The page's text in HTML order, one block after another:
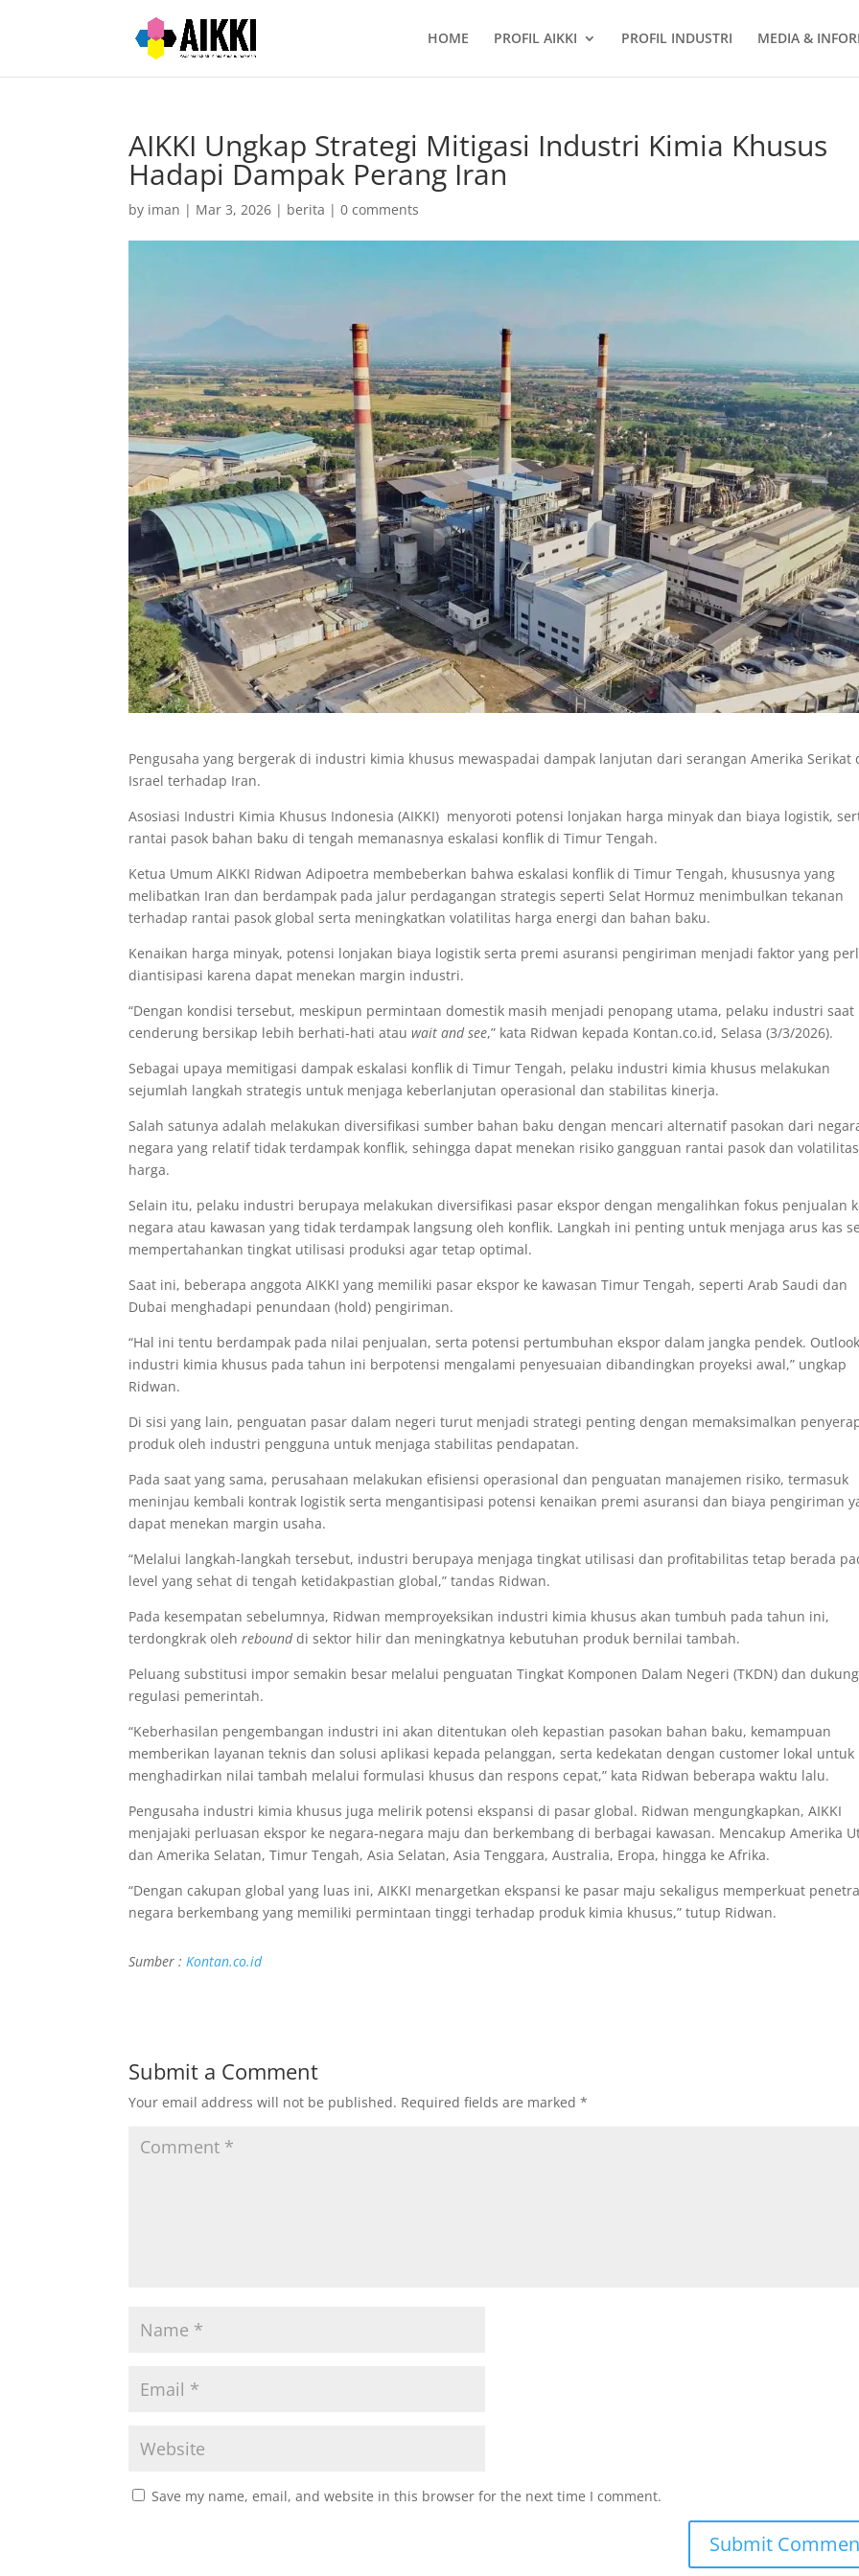
HOME PROFIL AIKKI PROFIL INDUSTRI MEDIA &
AIKKI Ungkap Strategi Mitigasi Industri Kimia Khusus
Hadapi Dampak Perang Iran
by iman | Mar 3, 2026 | berita |0 comments
Pengusaha yang bergerak di industri kimia khusus mewaspadai dampak lanjutan dari serangan Amerika Serikat
Israel terhadap Iran.
Asosiasi Industri Kimia Khusus Indonesia (AIKKI) menyoroti potensi lonjakan harga minyak dan biaya logistik,
rantai pasok bahan baku di tengah memanasnya eskalasi konflik di Timur Tengah.
Ketua Umum AIKKI Ridwan Adipoetra membeberkan bahwa eskalasi konflik di Timur Tengah, khususnya yang
melibatkan Iran dan berdampak pada jalur perdagangan strategis seperti Selat Hormuz menimbulkan tekanan
terhadap rantai pasok global serta meningkatkan volatilitas harga energi dan bahan baku.
Kenaikan harga minyak, potensi lonjakan biaya logistik serta premi asuransi pengiriman menjadi faktor yang
diantisipasi karena dapat menekan margin industri.
“Dengan kondisi tersebut, meskipun permintaan domestik masih menjadi penopang utama, pelaku industri saat
cenderung bersikap lebih berhati-hati atauwait and see,” kata Ridwan kepada Kontan.co.id, Selasa (3/3/2026).
Sebagai upaya memitigasi dampak eskalasi konflik di Timur Tengah, pelaku industri kimia khusus melakukan
sejumlah langkah strategis untuk menjaga keberlanjutan operasional dan stabilitas kinerja.
Salah satunya adalah melakukan diversifikasi sumber bahan baku dengan mencari alternatif pasokan dari
negara yang relatif tidak terdampak konflik, sehingga dapat menekan risiko gangguan rantai pasok dan volatilitas
harga.
Selain itu, pelaku industri berupaya melakukan diversifikasi pasar ekspor dengan mengalihkan fokus penjualan
negara atau kawasan yang tidak terdampak langsung oleh konflik. Langkah ini penting untuk menjaga arus kas
mempertahankan tingkat utilisasi produksi agar tetap optimal.
Saat ini, beberapa anggota AIKKI yang memiliki pasar ekspor ke kawasan Timur Tengah, seperti Arab Saudi dan
Dubai menghadapi penundaan (hold) pengiriman.
“Hal ini tentu berdampak pada nilai penjualan, serta potensi pertumbuhan ekspor dalam jangka pendek. Outlook
industri kimia khusus pada tahun ini berpotensi mengalami penyesuaian dibandingkan proyeksi awal,” ungkap
Ridwan.
Di sisi yang lain, penguatan pasar dalam negeri turut menjadi strategi penting dengan memaksimalkan
produk oleh industri pengguna untuk menjaga stabilitas pendapatan.
Pada saat yang sama, perusahaan melakukan efisiensi operasional dan penguatan manajemen risiko, termasuk
meninjau kembali kontrak logistik serta mengantisipasi potensi kenaikan premi asuransi dan biaya pengiriman
dapat menekan margin usaha.
“Melalui langkah-langkah tersebut, industri berupaya menjaga tingkat utilisasi dan profitabilitas tetap berada
level yang sehat di tengah ketidakpastian global,” tandas Ridwan.
Pada kesempatan sebelumnya, Ridwan memproyeksikan industri kimia khusus akan tumbuh pada tahun ini,
terdongkrak olehrebounddi sektor hilir dan meningkatnya kebutuhan produk bernilai tambah.
Peluang substitusi impor semakin besar melalui penguatan Tingkat Komponen Dalam Negeri (TKDN) dan
regulasi pemerintah.
“Keberhasilan pengembangan industri ini akan ditentukan oleh kepastian pasokan bahan baku, kemampuan
memberikan layanan teknis dan solusi aplikasi kepada pelanggan, serta kedekatan dengan customer lokal untuk
menghadirkan nilai tambah melalui formulasi khusus dan respons cepat,” kata Ridwan beberapa waktu lalu.
Pengusaha industri kimia khusus juga melirik potensi ekspansi di pasar global. Ridwan mengungkapkan, AIKKI
menjajaki perluasan ekspor ke negara-negara maju dan berkembang di berbagai kawasan. Mencakup Amerika
dan Amerika Selatan, Timur Tengah, Asia Selatan, Asia Tenggara, Australia, Eropa, hingga ke Afrika.
“Dengan cakupan global yang luas ini, AIKKI menargetkan ekspansi ke pasar maju sekaligus memperkuat
negara berkembang yang memiliki permintaan tinggi terhadap produk kimia khusus,” tutup Ridwan.
Sumber :Kontan.co.id
Submit a Comment
Your email address will not be published. Required fields are marked*
Save my name, email, and website in this browser for the next time I comment.